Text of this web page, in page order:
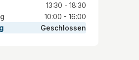
13:30 - 18:30
10:00 - 16:00
Geschlossen